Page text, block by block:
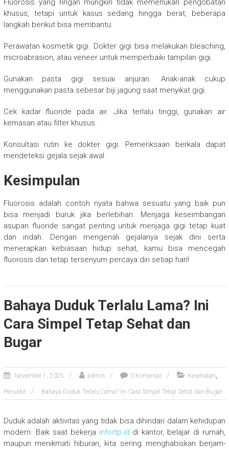
Fluorosis yang ringan mungkin tidak memerlukan pengobatan
khusus, tetapi untuk kasus sedang hingga berat, beberapa
langkah berikut bisa membantu:
Perawatan kosmetik gigi. Dokter gigi bisa melakukan bleaching,
microabrasion, atau veneer untuk memperbaiki tampilan gigi.
Gunakan pasta gigi sesuai anjuran. Anak-anak cukup
menggunakan pasta sebesar biji jagung saat menyikat gigi.
Cek kadar fluoride pada air. Jika terlalu tinggi, gunakan air
kemasan atau filter khusus.
Konsultasi rutin ke dokter gigi. Pemeriksaan berkala dapat
mendeteksi gejala sejak awal.
Kesimpulan
Fluorosis adalah contoh nyata bahwa sesuatu yang baik pun
bisa menjadi buruk jika berlebihan. Menjaga keseimbangan
asupan fluoride sangat penting untuk menjaga gigi tetap kuat
dan indah. Dengan mengenali gejalanya sejak dini serta
menerapkan kebiasaan hidup sehat, kamu bisa mencegah
fluorosis dan tetap tersenyum percaya diri setiap hari!
Bahaya Duduk Terlalu Lama? Ini
Cara Simpel Tetap Sehat dan
Bugar
November 1, 2025 admin 0 Komentar Kesehatan,
Penyakit Bahaya Duduk Terlalu Lama? Ini Cara Simpel Tetap Sehat dan Bugar
Duduk adalah aktivitas yang tidak bisa dihindari dalam kehidupan
modern. Baik saat bekerja infortp.id di kantor, belajar di rumah,
maupun menikmati hiburan, kita sering menghabiskan berjam-